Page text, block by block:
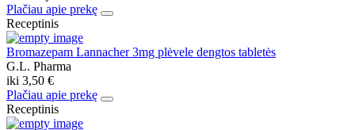
Plačiau apie prekę
Receptinis
Bromazepam Lannacher 3mg plėvele dengtos tabletės
G.L. Pharma
iki 3,50 €
Plačiau apie prekę
Receptinis